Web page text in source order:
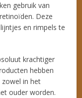
gebruik van
Deze
en rimpels te
krachtiger
hebben
zowel in het
ouder worden.